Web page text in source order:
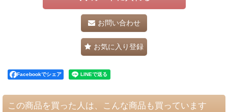
お問い合わせ
お気に入り登録
Facebookでシェア
この商品を買った人は、こんな商品も買っています